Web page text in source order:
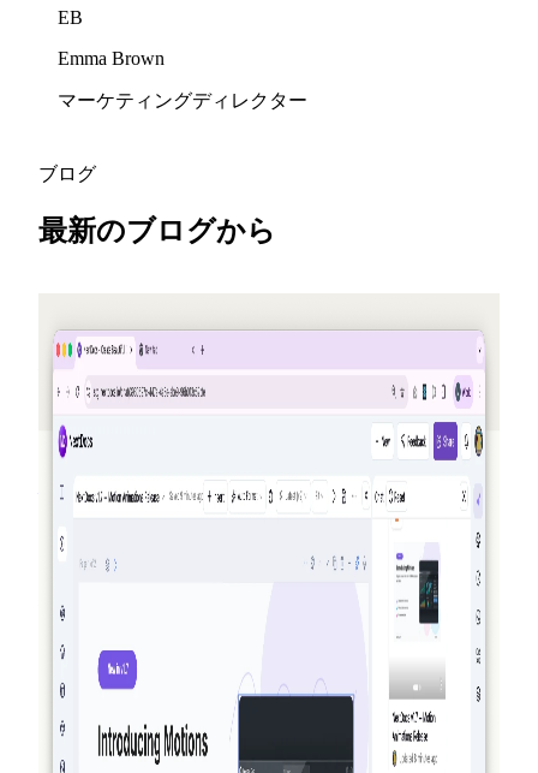
EB
Emma Brown
マーケティングディレクター
ブログ
最新のブログから
友だちを紹介してクレジットを獲得 —
NextDocs v1.10
誰かがサインアップするたびにあなたとその友達の両
方にクレジットが付与される新しい紹介プログラム
— 月間最大50ドル。公開の Offers ページ、Pro+ およ
び Ultra 向けのプレミアムモデル、そして AI Memory
の振り返りも追加。
真のエージェント性を持つ NextDocs：文書
とプレゼンテーションを作成・検証・洗練す
る方法